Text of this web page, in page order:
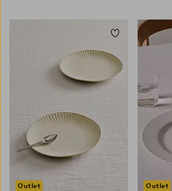
Outlet
Dodaj do
Outlet